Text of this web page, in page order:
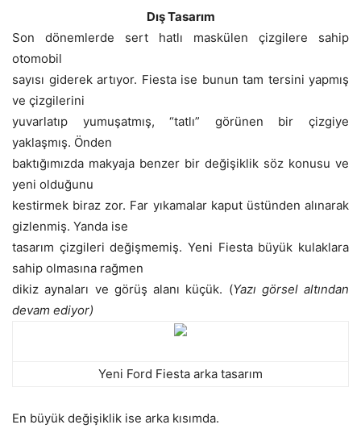
Dış Tasarım
Son dönemlerde sert hatlı maskülen çizgilere sahip
otomobil
sayısı giderek artıyor. Fiesta ise bunun tam tersini yapmış
ve çizgilerini
yuvarlatıp yumuşatmış, “tatlı” görünen bir çizgiye
yaklaşmış. Önden
baktığımızda makyaja benzer bir değişiklik söz konusu ve
yeni olduğunu
kestirmek biraz zor. Far yıkamalar kaput üstünden alınarak
gizlenmiş. Yanda ise
tasarım çizgileri değişmemiş. Yeni Fiesta büyük kulaklara
sahip olmasına rağmen
dikiz aynaları ve görüş alanı küçük. (Yazı görsel altından
devam ediyor)
Yeni Ford Fiesta arka tasarım
En büyük değişiklik ise arka kısımda.